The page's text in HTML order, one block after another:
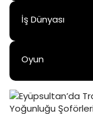
İş Dünyası
Oyun